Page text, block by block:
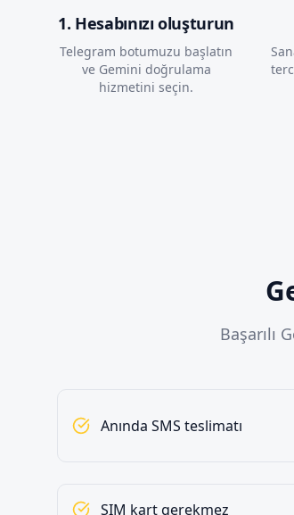
1. Hesabınızı oluşturun
Telegram botumuzu başlatın
ve Gemini doğrulama
hizmetini seçin.
Başarılı
Anında SMS teslimatı
SIM kart gerekmez